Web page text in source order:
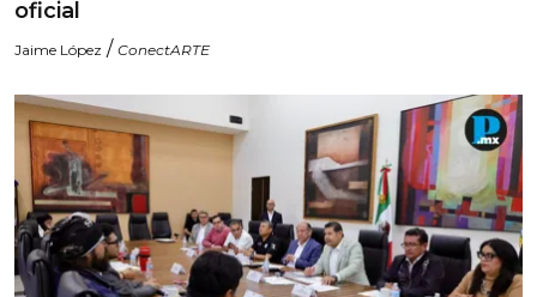
oficial
Jaime López / ConectARTE